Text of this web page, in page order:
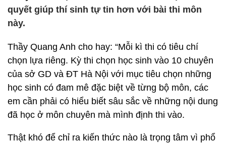
quyết giúp thí sinh tự tin hơn với bài thi môn
này.
Thầy Quang Anh cho hay: “Mỗi kì thi có tiêu chí
chọn lựa riêng. Kỳ thi chọn học sinh vào 10 chuyên
của sở GD và ĐT Hà Nội với mục tiêu chọn những
học sinh có đam mê đặc biệt về từng bộ môn, các
em cần phải có hiểu biết sâu sắc về những nội dung
đã học ở môn chuyên mà mình định thi vào.
Thật khó để chỉ ra kiến thức nào là trọng tâm vì phổ